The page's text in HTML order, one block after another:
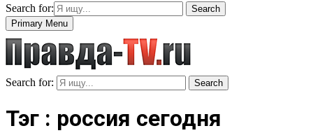
Search for:
Search
Primary Menu
Search for: Search
Тэг : россия сегодня